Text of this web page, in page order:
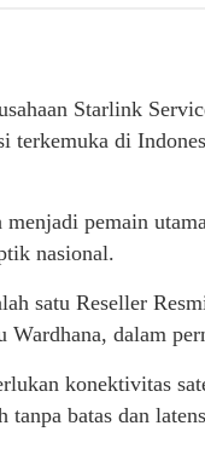
Starlink
terkemuka di
menjadi pemain
nasional.
satu Reseller
Wardhana, dalam
konektivitas
batas dan